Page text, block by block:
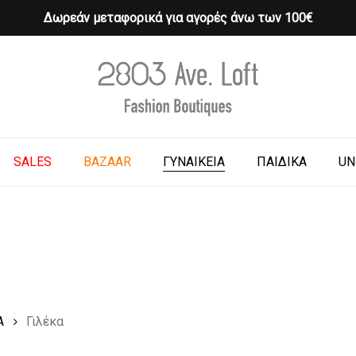
Δωρεάν μεταφορικά για αγορές άνω των 100€
or ESC to close
SALES BAZAAR ΓΥΝΑΙΚΕΙΑ ΠΑΙΔΙΚΑ
Cart
Γιλέκα